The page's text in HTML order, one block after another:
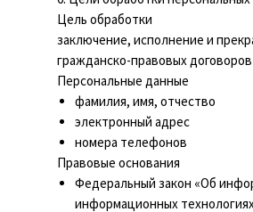
Цель обработки
заключение, исполнение и
гражданско-правовых договоров
Персональные данные
фамилия, имя, отчество
электронный адрес
номера телефонов
Правовые основания
Федеральный закон «Об
информационных